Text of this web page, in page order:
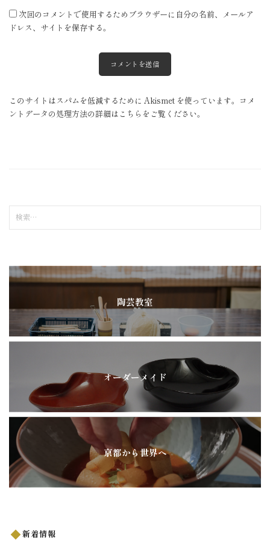
次回のコメントで使用するためブラウザーに自分の名前、メールア
ドレス、サイトを保存する。
このサイトはスパムを低減するために Akismet を使っています。 コメ
ントデータの処理方法の詳細はこちらをご覧ください。
索
陶芸教室
オーダーメイド
京都から世界へ
新着情報